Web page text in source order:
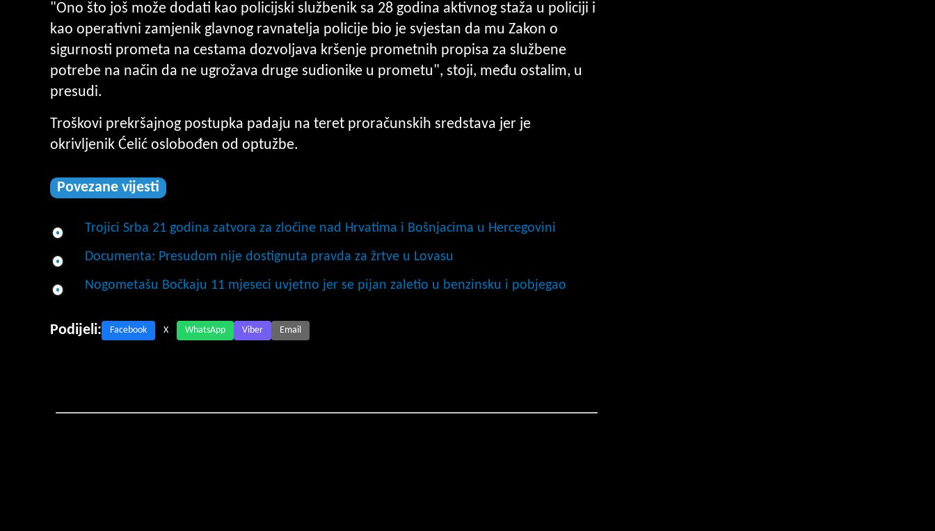
"Ono što još može dodati kao policijski službenik sa 28 godina aktivnog staža u policiji i
kao operativni zamjenik glavnog ravnatelja policije bio je svjestan da mu Zakon o
sigurnosti prometa na cestama dozvoljava kršenje prometnih propisa za službene
potrebe na način da ne ugrožava druge sudionike u prometu", stoji, među ostalim, u
presudi.
Troškovi prekršajnog postupka padaju na teret proračunskih sredstava jer je
okrivljenik Ćelić oslobođen od optužbe.
Povezane vijesti
Trojici Srba 21 godina zatvora za zločine nad Hrvatima i Bošnjacima u Hercegovini
Documenta: Presudom nije dostignuta pravda za žrtve u Lovasu
Nogometašu Bočkaju 11 mjeseci uvjetno jer se pijan zaletio u benzinsku i pobjegao
Podijeli: Facebook X WhatsApp Viber Email